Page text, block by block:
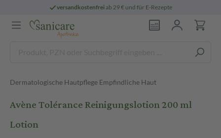
versandkostenfreiab 29 € und für E-Rezepte
Dermatologische Hautpflege Empfindliche Haut
Avène Tolérance Reinigungslotion 200 ml
Lotion